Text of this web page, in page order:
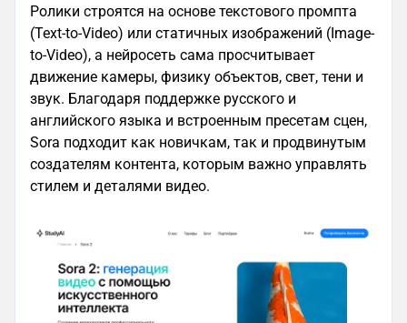
Ролики строятся на основе текстового промпта
(Text-to-Video) или статичных изображений (Image-
to-Video), а нейросеть сама просчитывает
движение камеры, физику объектов, свет, тени и
звук. Благодаря поддержке русского и
английского языка и встроенным пресетам сцен,
Sora подходит как новичкам, так и продвинутым
создателям контента, которым важно управлять
стилем и деталями видео.